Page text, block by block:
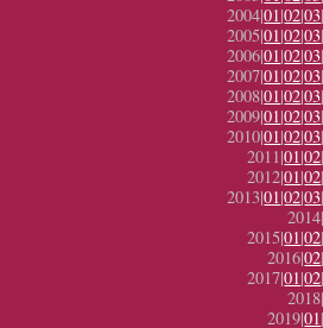
2004|01|02|03
2005|01|02|03
2006|01|02|03
2007|01|02|03
2008|01|02|03
2009|01|02|03
2010|01|02|03
2011|01|02
2012|01|02
2013|01|02|03
2015|01|02
2016|02
2017|01|02
2019|01